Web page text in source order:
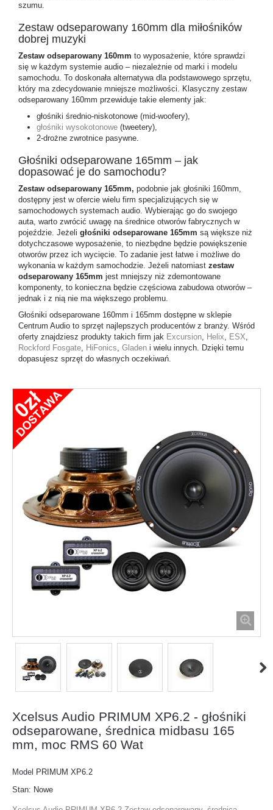
szumu.
Zestaw odseparowany 160mm dla miłośników
dobrej muzyki
Zestaw odseparowany 160mm to wyposażenie, które sprawdzi
się w każdym systemie audio – niezależnie od marki i modelu
samochodu. To doskonała alternatywa dla podstawowego sprzętu,
który ma zdecydowanie mniejsze możliwości. Klasyczny zestaw
odseparowany 160mm przewiduje takie elementy jak:
głośniki średnio-niskotonowe (mid-woofery),
głośniki wysokotonowe (tweetery),
2-drożne zwrotnice pasywne.
Głośniki odseparowane 165mm – jak
dopasować je do samochodu?
Zestaw odseparowany 165mm, podobnie jak głośniki 160mm,
dostępny jest w ofercie wielu firm specjalizujących się w
samochodowych systemach audio. Wybierając go do swojego
auta, warto zwrócić uwagę na średnice otworów fabrycznych w
pojeździe. Jeżeli głośniki odseparowane 165mm są większe niż
dotychczasowe wyposażenie, to niezbędne będzie powiększenie
otworów przez ich wycięcie. To zadanie jest łatwe i możliwe do
wykonania w każdym samochodzie. Jeżeli natomiast zestaw
odseparowany 165mm jest mniejszy niż zdemontowane
komponenty, to konieczna będzie częściowa zabudowa otworów –
jednak i z nią nie ma większego problemu.
Głośniki odseparowane 160mm i 165mm dostępne w sklepie
Centrum Audio to sprzęt najlepszych producentów z branży. Wśród
oferty znajdziesz produkty takich firm jak Excursion, Helix, ESX,
Rockford Fosgate, HiFonics, Gladen i wielu innych. Dzięki temu
dopasujesz sprzęt do własnych oczekiwań.
Xcelsus Audio PRIMUM XP6.2 - głośniki
odseparowane, średnica midbasu 165
mm, moc RMS 60 Wat
Model PRIMUM XP6.2
Stan: Nowe